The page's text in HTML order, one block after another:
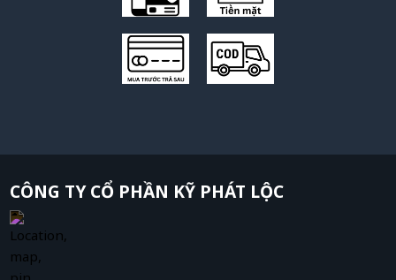
CÔNG TY CỔ PHẦN KỸ PHÁT LỘC